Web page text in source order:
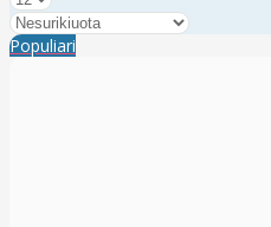
Populiari